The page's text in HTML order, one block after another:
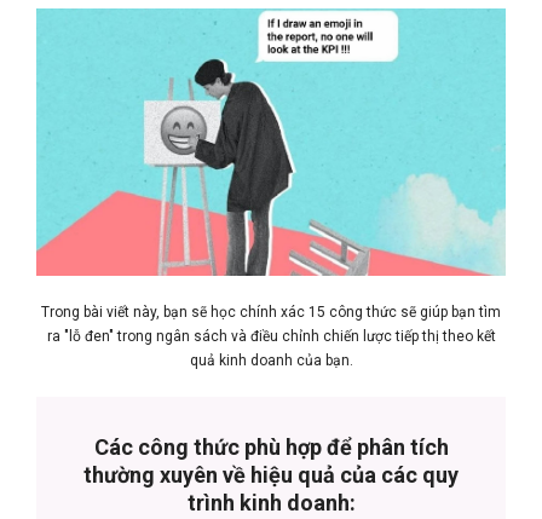
Trong bài viết này, bạn sẽ học chính xác 15 công thức sẽ giúp bạn tìm
ra "lỗ đen" trong ngân sách và điều chỉnh chiến lược tiếp thị theo kết
quả kinh doanh của bạn.
Các công thức phù hợp để phân tích
thường xuyên về hiệu quả của các quy
trình kinh doanh: